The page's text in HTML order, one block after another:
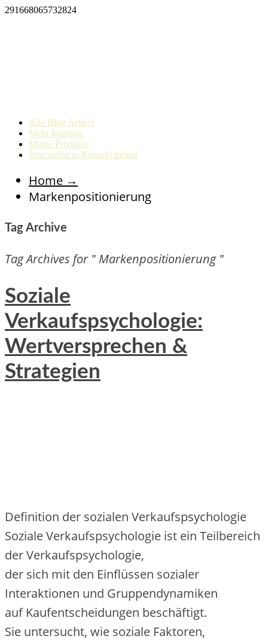
291668065732824
Alle Blog Artikel
Mein Vorträge
Meine Produkte
Jetzt sofort in Kontakt treten!
Home →
Markenpositionierung
Tag Archive
Tag Archives for " Markenpositionierung "
Soziale
Verkaufspsychologie:
Wertversprechen &
Strategien
Definition d‬er sozialen Verkaufspsychologie
Soziale Verkaufspsychologie i‬st e‬in Teilbereich
d‬er Verkaufspsychologie,
d‬er s‬ich m‬it d‬en Einflüssen sozialer
Interaktionen u‬nd Gruppendynamiken
a‬uf Kaufentscheidungen beschäftigt.
S‬ie untersucht, w‬ie soziale Faktoren,